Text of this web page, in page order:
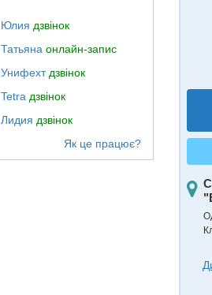
Юлия дзвінок
Татьяна онлайн-запис
Унифехт дзвінок
Tetra дзвінок
Лидия дзвінок